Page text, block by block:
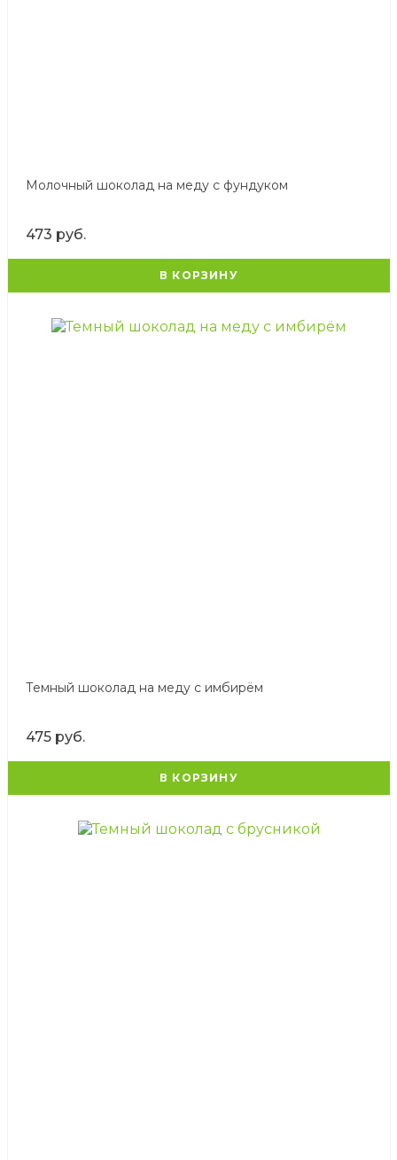
Молочный шоколад на меду с фундуком
473 руб.
В КОРЗИНУ
Темный шоколад на меду с имбирём
475 руб.
В КОРЗИНУ